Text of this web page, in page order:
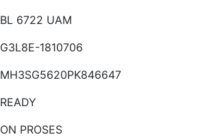
BL 6722 UAM
G3L8E-1810706
MH3SG5620PK846647
READY
ON PROSES